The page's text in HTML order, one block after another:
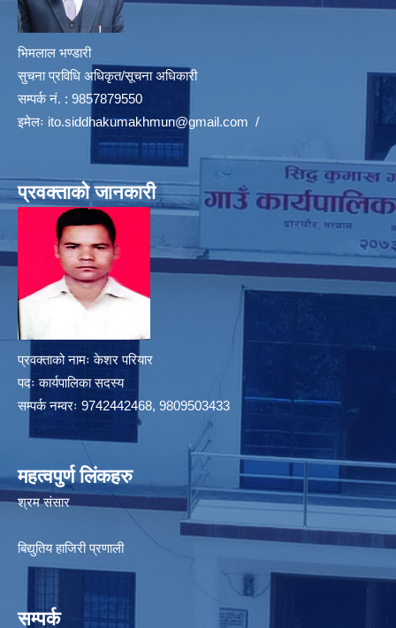
भिमलाल भण्डारी
सुचना प्रविधि अधिकृत/सूचना अधिकारी
सम्पर्क नं. : 9857879550
इमेलः ito.siddhakumakhmun@gmail.com /
प्रवक्ताको जानकारी
प्रवक्ताको नामः केशर परियार
पदः कार्यपालिका सदस्य
सम्पर्क नम्वरः 9742442468, 9809503433
महत्वपुर्ण लिंकहरु
श्रम संसार
बिद्युतिय हाजिरी प्रणाली
सम्पर्क